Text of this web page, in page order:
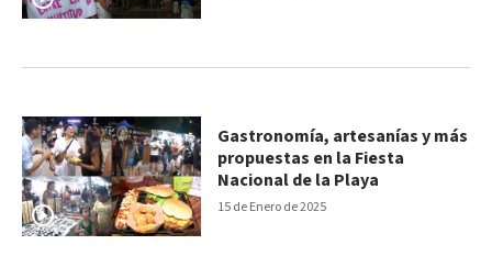
15 de Enero de 2025
Gastronomía, artesanías y más
propuestas en la Fiesta
Nacional de la Playa